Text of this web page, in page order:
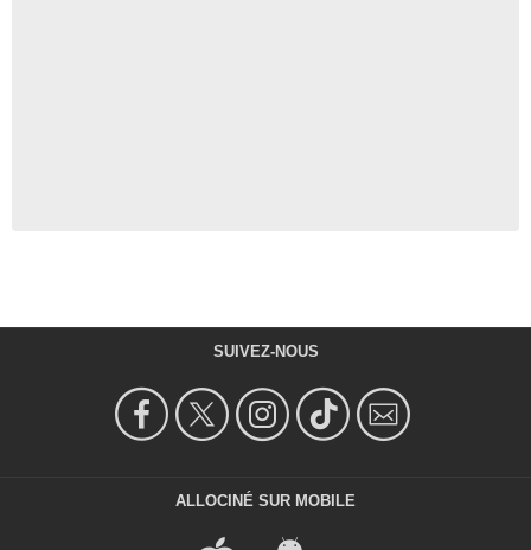
SUIVEZ-NOUS
ALLOCINÉ SUR MOBILE